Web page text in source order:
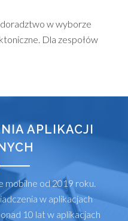
w wyborze
Dla zespołów
APLIKACJI
mobilne od 2019 roku.
w aplikacjach
10 lat w aplikacjach